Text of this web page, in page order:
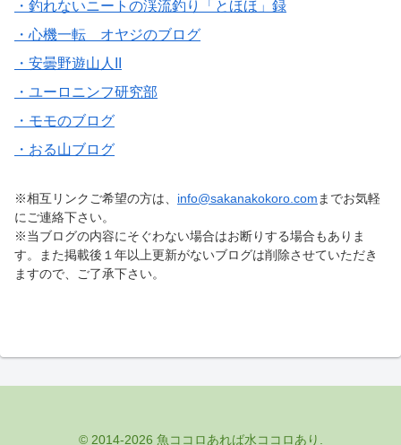
・釣れないニートの渓流釣り「とほほ」録
・心機一転 オヤジのブログ
・安曇野遊山人II
・ユーロニンフ研究部
・モモのブログ
・おる山ブログ
※相互リンクご希望の方は、 info@sakanakokoro.com までお気軽
にご連絡下さい。
※当ブログの内容にそぐわない場合はお断りする場合もありま
す。また掲載後１年以上更新がないブログは削除させていただき
ますので、ご了承下さい。
© 2014-2026 魚ココロあれば水ココロあり.